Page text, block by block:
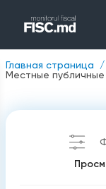
Главная страница
Местные